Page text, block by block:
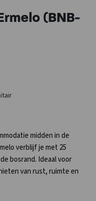
(BNB-
midden in de
verblijf je met 25
bosrand. Ideaal voor
van rust, ruimte en